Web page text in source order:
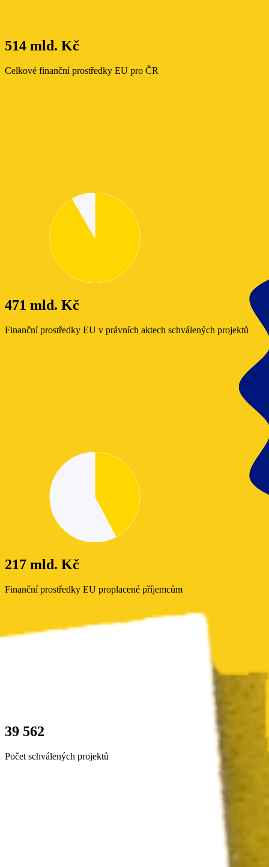
514 mld. Kč
Celkové finanční prostředky EU pro ČR
471 mld. Kč
Finanční prostředky EU v právních aktech schválených projektů
217 mld. Kč
Finanční prostředky EU proplacené příjemcům
39 562
Počet schválených projektů